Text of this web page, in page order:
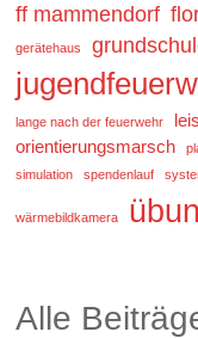
ff mammendorf
gerätehaus
lange nach der feuerwehr
orientierungsmarsch
simulation
spendenlauf
wärmebildkamera
Alle